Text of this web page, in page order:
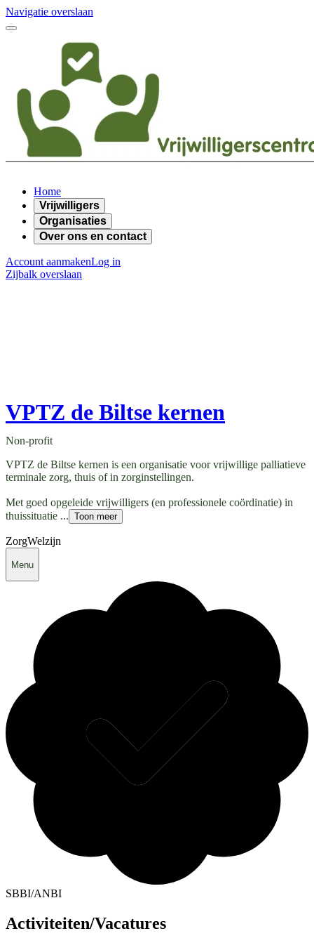
Navigatie overslaan
Home
Vrijwilligers
Organisaties
Over ons en contact
Account aanmakenLog in
Zijbalk overslaan
VPTZ de Biltse kernen
Non-profit
VPTZ de Biltse kernen is een organisatie voor vrijwillige palliatieve
terminale zorg, thuis of in zorginstellingen.
Met goed opgeleide vrijwilligers (en professionele coördinatie) in
thuissituatie ... Toon meer
ZorgWelzijn
Menu
SBBI/ANBI
Activiteiten/Vacatures